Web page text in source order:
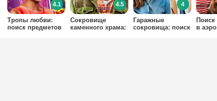
Тропы любви:
поиск предметов
4.1
Сокровище
каменного храма:
4.5
Гаражные
сокровища: поиск
4
в